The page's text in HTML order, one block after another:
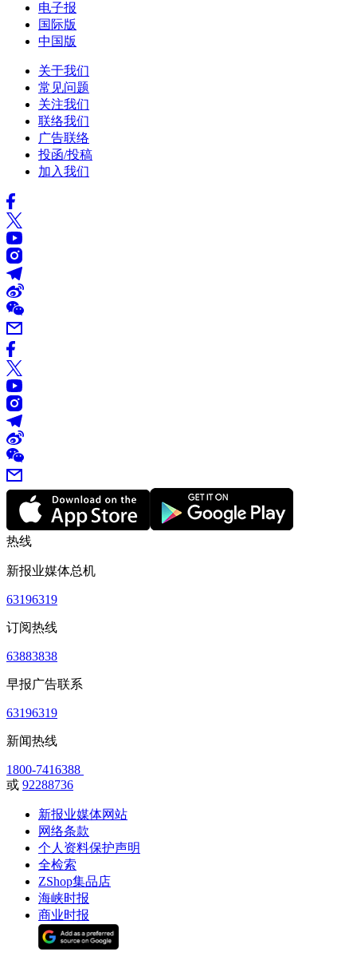
电子报
国际版
中国版
关于我们
常见问题
关注我们
联络我们
广告联络
投函/投稿
加入我们
热线
新报业媒体总机
63196319
订阅热线
63883838
早报广告联系
63196319
新闻热线
1800-7416388
或 92288736
新报业媒体网站
网络条款
个人资料保护声明
全检索
ZShop集品店
海峡时报
商业时报